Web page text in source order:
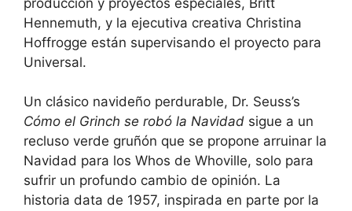
Hennemuth, y la ejecutiva creativa Christina
Hoffrogge están supervisando el proyecto para
Universal.
Un clásico navideño perdurable, Dr. Seuss’s
Cómo el Grinch se robó la Navidad sigue a un
recluso verde gruñón que se propone arruinar la
Navidad para los Whos de Whoville, solo para
sufrir un profundo cambio de opinión. La
historia data de 1957, inspirada en parte por la